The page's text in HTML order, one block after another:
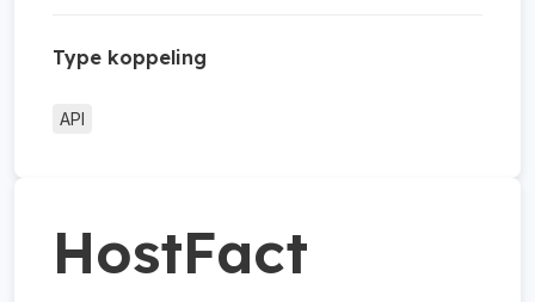
Type koppeling
API
HostFact